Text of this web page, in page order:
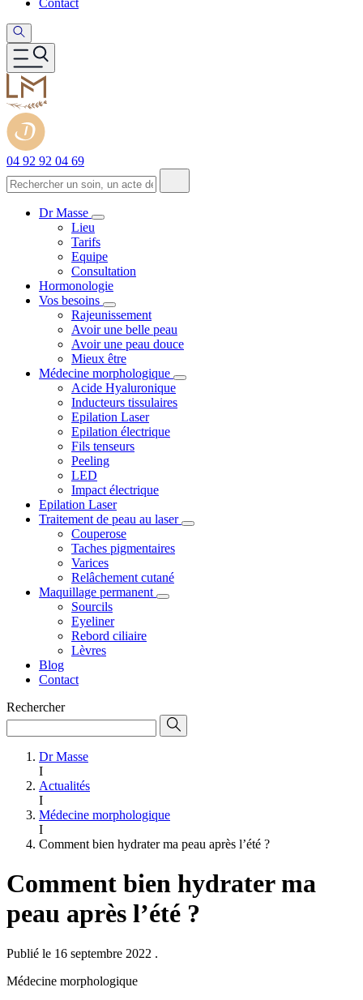
Contact
04 92 92 04 69
Dr Masse
Lieu
Tarifs
Equipe
Consultation
Hormonologie
Vos besoins
Rajeunissement
Avoir une belle peau
Avoir une peau douce
Mieux être
Médecine morphologique
Acide Hyaluronique
Inducteurs tissulaires
Epilation Laser
Epilation électrique
Fils tenseurs
Peeling
LED
Impact électrique
Epilation Laser
Traitement de peau au laser
Couperose
Taches pigmentaires
Varices
Relâchement cutané
Maquillage permanent
Sourcils
Eyeliner
Rebord ciliaire
Lèvres
Blog
Contact
Rechercher
Dr Masse
I
Actualités
I
Médecine morphologique
I
Comment bien hydrater ma peau après l’été ?
Comment bien hydrater ma
peau après l’été ?
Publié le 16 septembre 2022 .
Médecine morphologique